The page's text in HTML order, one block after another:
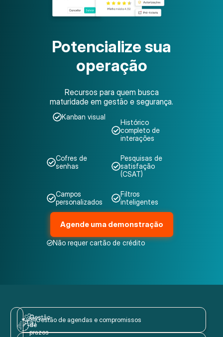
Potencialize sua
operação
Recursos para quem busca
maturidade em gestão e segurança.
Kanban visual
Histórico
completo de
interações
Cofres de
senhas
Pesquisas de
satisfação
(CSAT)
Campos
personalizados
Filtros
inteligentes
Agende uma demonstração
Não requer cartão de crédito
Gestão
de
prazos
Gestão de agendas e compromissos